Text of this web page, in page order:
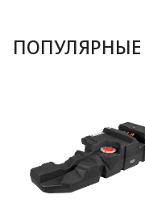
ПОПУЛЯРНЫЕ